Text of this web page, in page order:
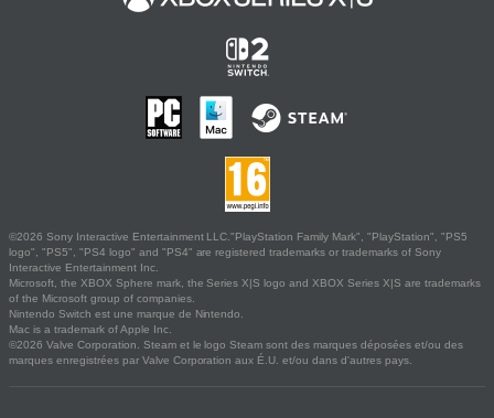
©2026 Sony Interactive Entertainment LLC."PlayStation Family Mark", "PlayStation", "PS5
logo", "PS5", "PS4 logo" and "PS4" are registered trademarks or trademarks of Sony
Interactive Entertainment Inc.
Microsoft, the XBOX Sphere mark, the Series X|S logo and XBOX Series X|S are trademarks
of the Microsoft group of companies.
Nintendo Switch est une marque de Nintendo.
Mac is a trademark of Apple Inc.
©2026 Valve Corporation. Steam et le logo Steam sont des marques déposées et/ou des
marques enregistrées par Valve Corporation aux É.U. et/ou dans d'autres pays.